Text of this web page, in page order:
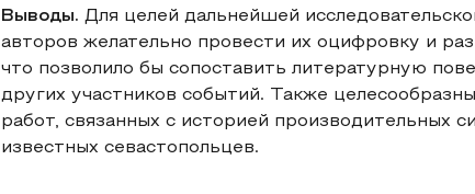
Выводы. Для целей дальнейшей
авторов желательно провести их оцифровку и
что позволило бы сопоставить литературную
других участников событий. Также
работ, связанных с историей производительных
известных севастопольцев.